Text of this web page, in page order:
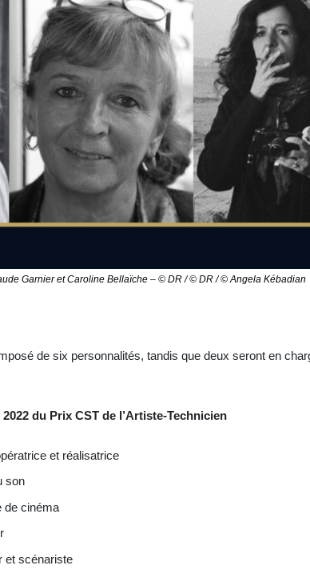
Garnier et Caroline Bellaïche – © DR / © DR / © Angela Kébadian
de six personnalités, tandis que deux seront en
du Prix CST de l’Artiste-Technicien
et réalisatrice
son
cinéma
et scénariste